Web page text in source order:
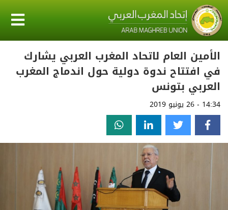
الأمين العام لاتحاد المغرب العربي يشارك
في افتتاح ندوة دولية حول اندماج المغرب
العربي بتونس
14:34 - 26 يونيو 2019